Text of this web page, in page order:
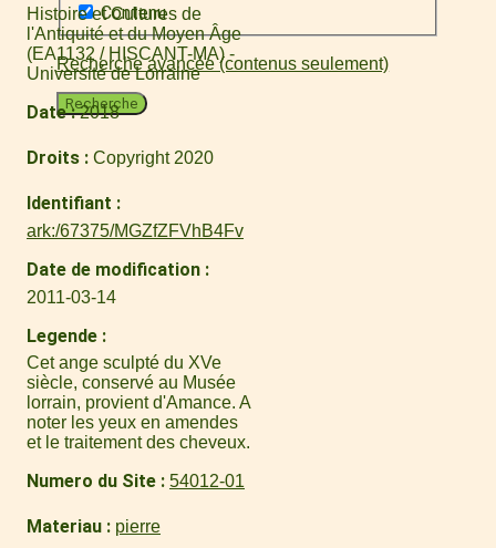
Contenu
Recherche avancée (contenus seulement)
Recherche
Histoire et Cultures de
l'Antiquité et du Moyen Âge
(EA1132 / HISCANT-MA) -
Université de Lorraine
Date 2018
Droits Copyright 2020
Identifiant
ark:/67375/MGZfZFVhB4Fv
Date de modification
2011-03-14
Legende
Cet ange sculpté du XVe
siècle, conservé au Musée
lorrain, provient d'Amance. A
noter les yeux en amendes
et le traitement des cheveux.
Numero du Site 54012-01
Materiau pierre